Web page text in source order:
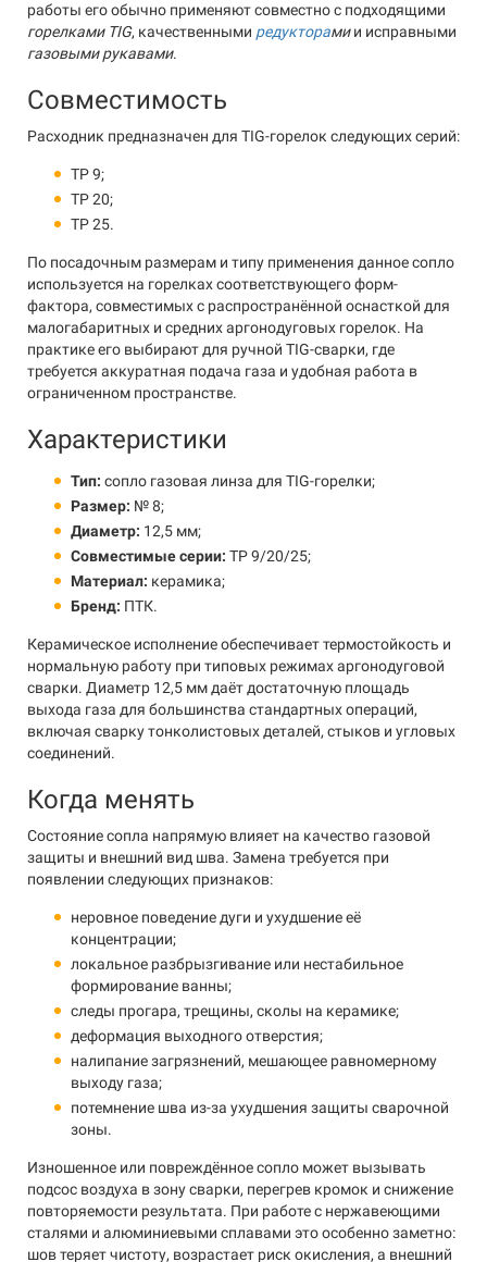
работы его обычно применяют совместно с подходящими
горелками TIG, качественными редукторамии исправными
газовыми рукавами.
Совместимость
Расходник предназначен для TIG-горелок следующих серий:
TP 9;
TP 20;
TP 25.
По посадочным размерам и типу применения данное сопло
используется на горелках соответствующего форм-
фактора, совместимых с распространённой оснасткой для
малогабаритных и средних аргонодуговых горелок. На
практике его выбирают для ручной TIG-сварки, где
требуется аккуратная подача газа и удобная работа в
ограниченном пространстве.
Характеристики
Тип: сопло газовая линза для TIG-горелки;
Размер: № 8;
Диаметр: 12,5 мм;
Совместимые серии: TP 9/20/25;
Материал: керамика;
Бренд: ПТК.
Керамическое исполнение обеспечивает термостойкость и
нормальную работу при типовых режимах аргонодуговой
сварки. Диаметр 12,5 мм даёт достаточную площадь
выхода газа для большинства стандартных операций,
включая сварку тонколистовых деталей, стыков и угловых
соединений.
Когда менять
Состояние сопла напрямую влияет на качество газовой
защиты и внешний вид шва. Замена требуется при
появлении следующих признаков:
неровное поведение дуги и ухудшение её
концентрации;
локальное разбрызгивание или нестабильное
формирование ванны;
следы прогара, трещины, сколы на керамике;
деформация выходного отверстия;
налипание загрязнений, мешающее равномерному
выходу газа;
потемнение шва из-за ухудшения защиты сварочной
зоны.
Изношенное или повреждённое сопло может вызывать
подсос воздуха в зону сварки, перегрев кромок и снижение
повторяемости результата. При работе с нержавеющими
сталями и алюминиевыми сплавами это особенно заметно:
шов теряет чистоту, возрастает риск окисления, а внешний